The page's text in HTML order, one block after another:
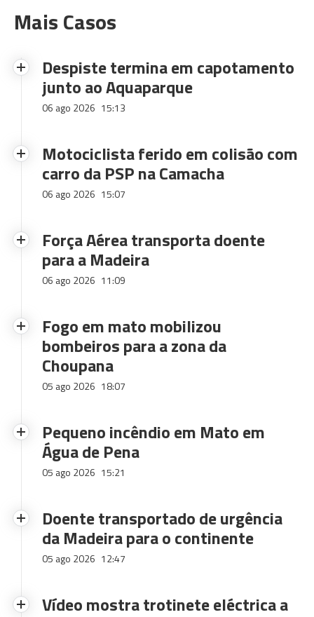
Mais Casos
Despiste termina em capotamento
junto ao Aquaparque
06 ago 2026 15:13
Motociclista ferido em colisão com
carro da PSP na Camacha
06 ago 2026 15:07
Força Aérea transporta doente
para a Madeira
06 ago 2026 11:09
Fogo em mato mobilizou
bombeiros para a zona da
Choupana
05 ago 2026 18:07
Pequeno incêndio em Mato em
Água de Pena
05 ago 2026 15:21
Doente transportado de urgência
da Madeira para o continente
05 ago 2026 12:47
Vídeo mostra trotinete eléctrica a